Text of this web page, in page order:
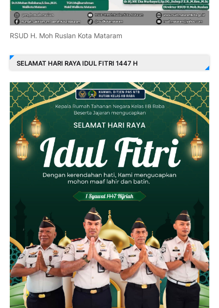
RSUD H. Moh Ruslan Kota Mataram
SELAMAT HARI RAYA IDUL FITRI 1447 H